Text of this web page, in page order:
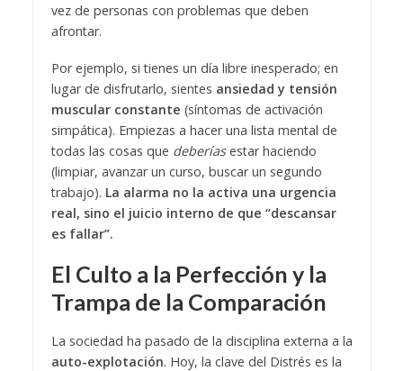
vez de personas con problemas que deben
afrontar.
Por ejemplo, si tienes un día libre inesperado; en
lugar de disfrutarlo, sientes ansiedad y tensión
muscular constante (síntomas de activación
simpática). Empiezas a hacer una lista mental de
todas las cosas que deberíasestar haciendo
(limpiar, avanzar un curso, buscar un segundo
trabajo). La alarma no la activa una urgencia
real, sino el juicio interno de que “descansar
es fallar”.
El Culto a la Perfección y la
Trampa de la Comparación
La sociedad ha pasado de la disciplina externa a la
auto-explotación. Hoy, la clave del Distrés es la